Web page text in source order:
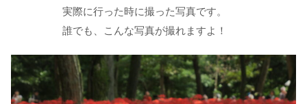
実際に行った時に撮った写真です。
誰でも、こんな写真が撮れますよ！